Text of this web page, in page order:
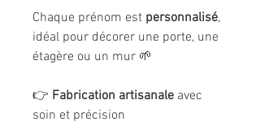
Chaque prénom est personnalisé,
idéal pour décorer une porte, une
étagère ou un mur 🌱
👉 Fabrication artisanale avec
soin et précision